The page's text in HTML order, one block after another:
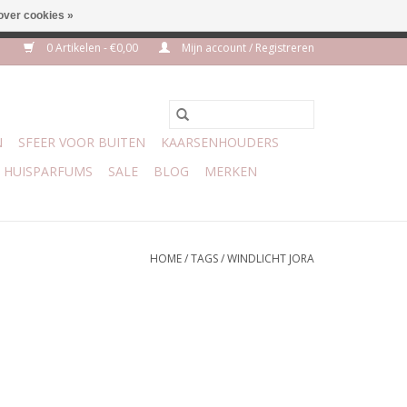
0 Artikelen - €0,00 Mijn account / Registreren
SFEER VOOR BUITEN
KAARSENHOUDERS
HUISPARFUMS
SALE BLOG MERKEN
HOME/TAGS/WINDLICHT JORA
cookies »
VAKANTIE